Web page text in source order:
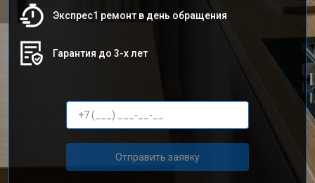
Экспрес1 ремонт в день обращения
Гарантия до 3-х лет
Отправить заявку